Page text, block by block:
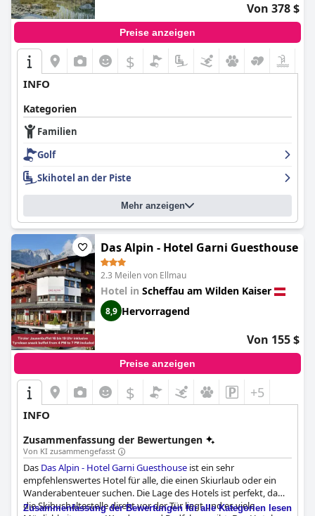
Von 378 $
Preise anzeigen
$
INFO
Kategorien
Familien
Golf
Skihotel an der Piste
Mehr anzeigen
Das Alpin - Hotel Garni Guesthouse
2.3 Meilen von Ellmau
Hotel in Scheffau am Wilden Kaiser
8,9 Hervorragend
Von 155 $
Preise anzeigen
$ +5
INFO
Zusammenfassung der Bewertungen
Von KI zusammengefasst
Das Das Alpin - Hotel Garni Guesthouse ist ein sehr
empfehlenswertes Hotel für alle, die einen Skiurlaub oder ein
Wanderabenteuer suchen. Die Lage des Hotels ist perfekt, da
die Skibushaltestelle direkt vor der Tür liegt und es viele
Zusammenfassung der Bewertungen für alle Kategorien lesen